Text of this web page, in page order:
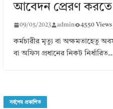
আবেদন প্রেরণ করতে
09/05/2023 admin 4550 Views
কর্মচারীর মৃত্যু বা অক্ষমতাহেতু
বা অফিস প্রধানের নিকট
সর্বশেষ প্রকাশিত